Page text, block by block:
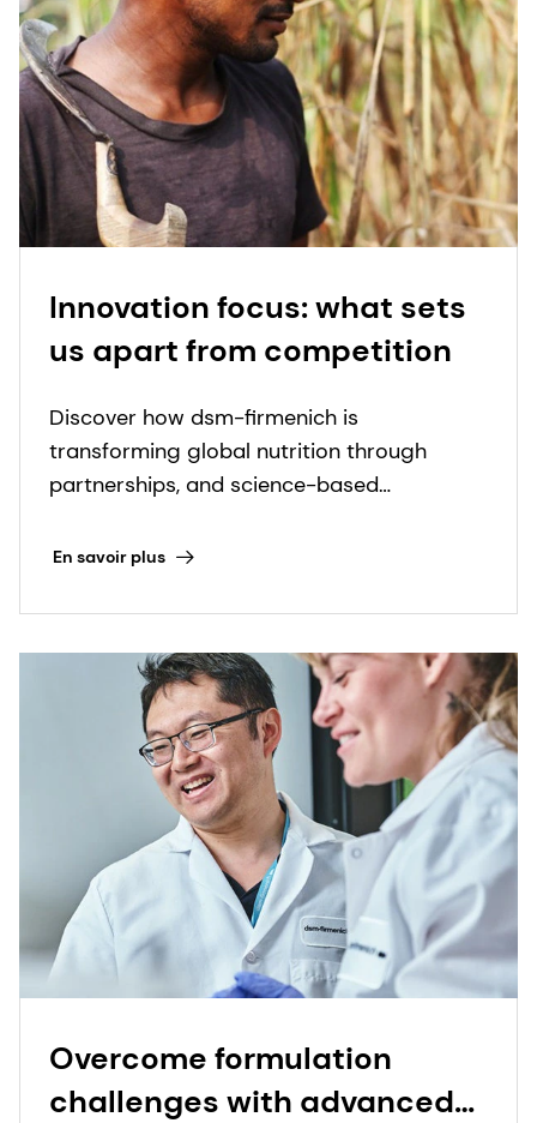
Innovation focus: what sets
us apart from competition
Discover how dsm-firmenich is
transforming global nutrition through
partnerships, and science-based
deficiencies.
En savoir plus
Overcome formulation
challenges with advanced